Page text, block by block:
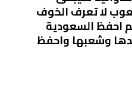
لا تعرف الخوف
احفظ السعودية
وشعبها واحفظ